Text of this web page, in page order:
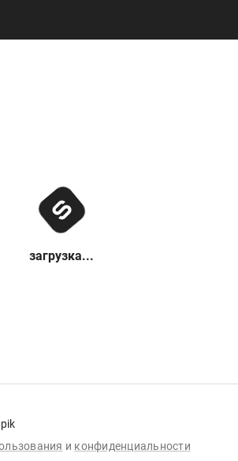
загрузка...
и конфиденциальности